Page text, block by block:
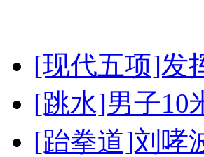
[现代五项]发
[跳水]男子10
[跆拳道]刘哮